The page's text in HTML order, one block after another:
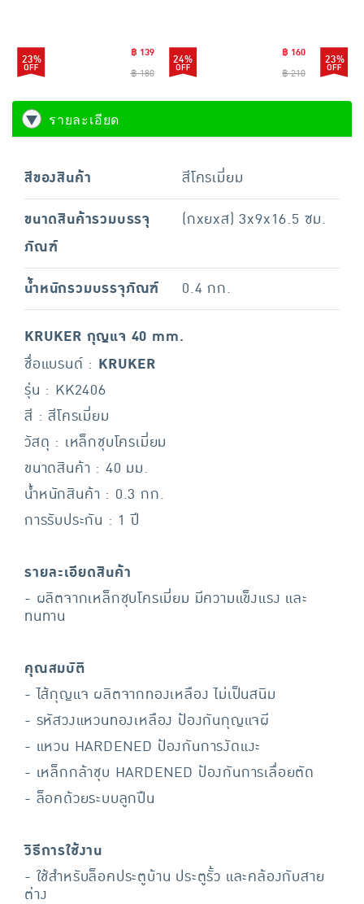
23%
฿ 139
฿ 180
24%
฿ 160
฿ 210
23%
รายละเอียด
สีของสินค้า
สีโครเมี่ยม
ขนาดสินค้ารวมบรรจุ
ภัณฑ์
(กxยxส) 3x9x16.5 ซม.
น้ำหนักรวมบรรจุภัณฑ์ 0.4 กก.
KRUKER กุญแจ 40 mm.
ชื่อแบรนด์ : KRUKER
รุ่น : KK2406
สี : สีโครเมี่ยม
วัสดุ : เหล็กชุบโครเมี่ยม
ขนาดสินค้า : 40 มม.
น้ำหนักสินค้า : 0.3 กก.
การรับประกัน : 1 ปี
รายละเอียดสินค้า
- ผลิตจากเหล็กชุบโครเมี่ยม มีความแข็งแรง และ
ทนทาน
คุณสมบัติ
- ไส้กุญแจ ผลิตจากทองเหลือง ไม่เป็นสนิม
- รหัสวงแหวนทองเหลือง ป้องกันกุญแจผี
- แหวน HARDENED ป้องกันการงัดแงะ
- เหล็กกล้าชุบ HARDENED ป้องกันการเลื่อยตัด
- ล็อคด้วยระบบลูกปืน
วิธีการใช้งาน
- ใช้สำหรับล็อคประตูบ้าน ประตูรั้ว และคล้องกับสาย
ต่าง